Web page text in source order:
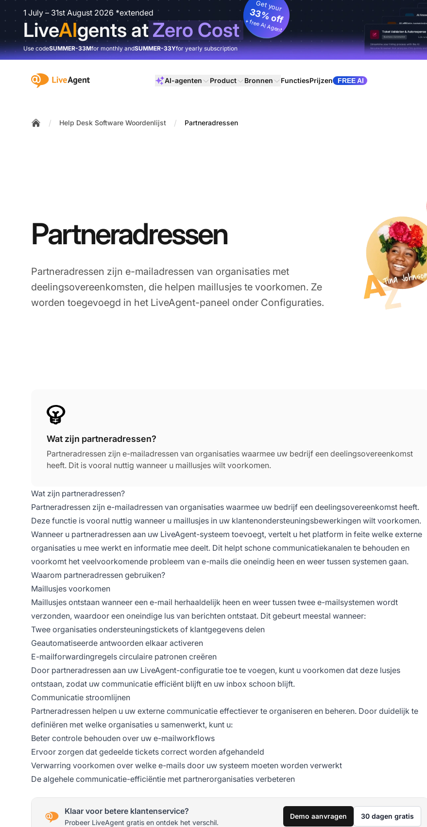
1 July – 31st August 2026 *extended
LiveAIgents atZero Cost
Get your
33% off
+ free AI Agent
Use codeSUMMER-33Mfor monthly andSUMMER-33Yfor yearly subscription
:site.title AI-agenten Product Bronnen FunctiesPrijzen FREE AI
/ Help Desk Software Woordenlijst / Partneradressen
Partneradressen
Partneradressen zijn e-mailadressen van organisaties met
deelingsovereenkomsten, die helpen maillusjes te voorkomen. Ze
worden toegevoegd in het LiveAgent-paneel onder Configuraties.
Wat zijn partneradressen?
Partneradressen zijn e-mailadressen van organisaties waarmee uw bedrijf een deelingsovereenkomst
heeft. Dit is vooral nuttig wanneer u maillusjes wilt voorkomen.
Wat zijn partneradressen?
Partneradressen zijn e-mailadressen van organisaties waarmee uw bedrijf een deelingsovereenkomst heeft.
Deze functie is vooral nuttig wanneer u maillusjes in uw klantenondersteuningsbewerkingen wilt voorkomen.
Wanneer u partneradressen aan uw LiveAgent-systeem toevoegt, vertelt u het platform in feite welke externe
organisaties u mee werkt en informatie mee deelt. Dit helpt schone communicatiekanalen te behouden en
voorkomt het veelvoorkomende probleem van e-mails die oneindig heen en weer tussen systemen gaan.
Waarom partneradressen gebruiken?
Maillusjes voorkomen
Maillusjes ontstaan wanneer een e-mail herhaaldelijk heen en weer tussen twee e-mailsystemen wordt
verzonden, waardoor een oneindige lus van berichten ontstaat. Dit gebeurt meestal wanneer:
Twee organisaties ondersteuningstickets of klantgegevens delen
Geautomatiseerde antwoorden elkaar activeren
E-mailforwardingregels circulaire patronen creëren
Door partneradressen aan uw LiveAgent-configuratie toe te voegen, kunt u voorkomen dat deze lusjes
ontstaan, zodat uw communicatie efficiënt blijft en uw inbox schoon blijft.
Communicatie stroomlijnen
Partneradressen helpen u uw externe communicatie effectiever te organiseren en beheren. Door duidelijk te
definiëren met welke organisaties u samenwerkt, kunt u:
Beter controle behouden over uw e-mailworkflows
Ervoor zorgen dat gedeelde tickets correct worden afgehandeld
Verwarring voorkomen over welke e-mails door uw systeem moeten worden verwerkt
De algehele communicatie-efficiëntie met partnerorganisaties verbeteren
Klaar voor betere klantenservice?
Probeer LiveAgent gratis en ontdek het verschil.
Demo aanvragen 30 dagen gratis